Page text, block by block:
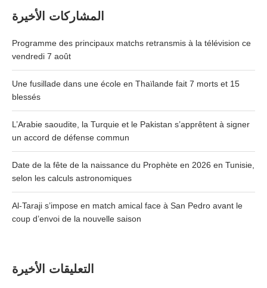
المشاركات الأخيرة
Programme des principaux matchs retransmis à la télévision ce
vendredi 7 août
Une fusillade dans une école en Thaïlande fait 7 morts et 15
blessés
L’Arabie saoudite, la Turquie et le Pakistan s’apprêtent à signer
un accord de défense commun
Date de la fête de la naissance du Prophète en 2026 en Tunisie,
selon les calculs astronomiques
Al-Taraji s’impose en match amical face à San Pedro avant le
coup d’envoi de la nouvelle saison
التعليقات الأخيرة